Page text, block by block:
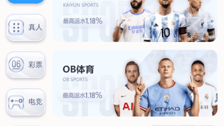
公司新闻
行业资讯
联系我们
联系方式
客户留言